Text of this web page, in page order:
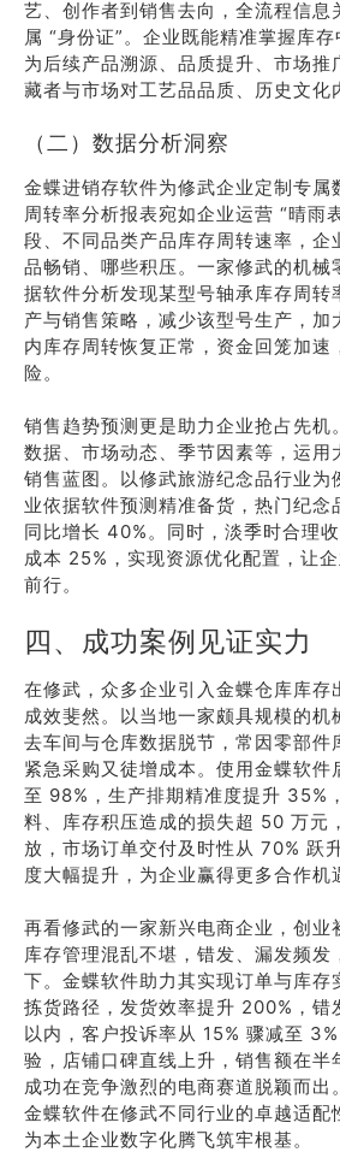
艺、创作者到销售去向，全流程信息
属 “身份证”。企业既能精准掌握库
为后续产品溯源、品质提升、市场推
藏者与市场对工艺品品质、历史文化
（二）数据分析洞察
金蝶进销存软件为修武企业定制专属
周转率分析报表宛如企业运营 “晴雨
段、不同品类产品库存周转速率，企
品畅销、哪些积压。一家修武的机械
据软件分析发现某型号轴承库存周转
产与销售策略，减少该型号生产，加
内库存周转恢复正常，资金回笼加速
险。
销售趋势预测更是助力企业抢占先机
数据、市场动态、季节因素等，运用
销售蓝图。以修武旅游纪念品行业为
业依据软件预测精准备货，热门纪念
同比增长 40%。同时，淡季时合理
成本 25%，实现资源优化配置，让
前行。
四、成功案例见证实力
在修武，众多企业引入金蝶仓库库存
成效斐然。以当地一家颇具规模的机
去车间与仓库数据脱节，常因零部件
紧急采购又徒增成本。使用金蝶软件
至 98%，生产排期精准度提升 35%
料、库存积压造成的损失超 50 万元
放，市场订单交付及时性从 70% 跃
度大幅提升，为企业赢得更多合作机
再看修武的一家新兴电商企业，创业
库存管理混乱不堪，错发、漏发频发
下。金蝶软件助力其实现订单与库存
拣货路径，发货效率提升 200%，错
以内，客户投诉率从 15% 骤减至
验，店铺口碑直线上升，销售额在半
成功在竞争激烈的电商赛道脱颖而出
金蝶软件在修武不同行业的卓越适配
为本土企业数字化腾飞筑牢根基。